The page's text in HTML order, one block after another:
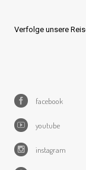
Verfolge unsere
facebook
youtube
instagram